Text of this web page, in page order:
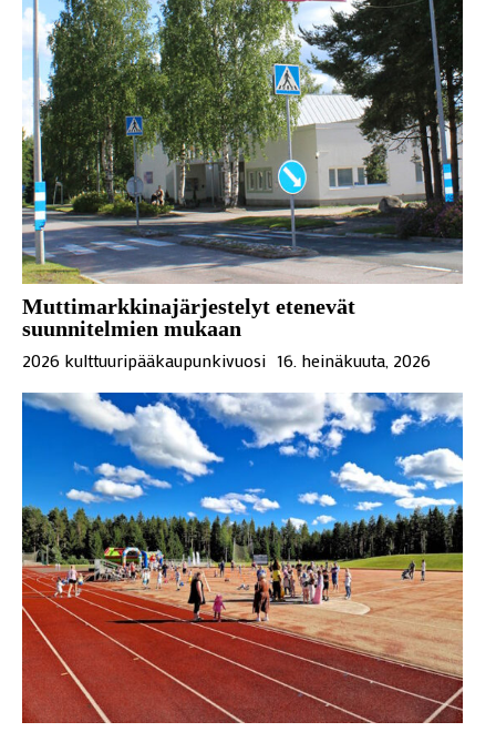
Muttimarkkinajärjestelyt etenevät
suunnitelmien mukaan
2026 kulttuuripääkaupunkivuosi 16. heinäkuuta, 2026